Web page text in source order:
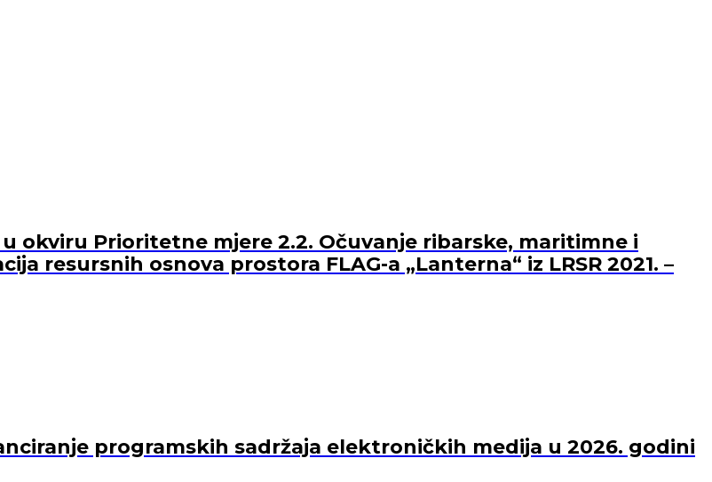
okviru Prioritetne mjere 2.2. Očuvanje ribarske, maritimne i
resursnih osnova prostora FLAG-a „Lanterna“ iz LRSR 2021. –
programskih sadržaja elektroničkih medija u 2026. godini